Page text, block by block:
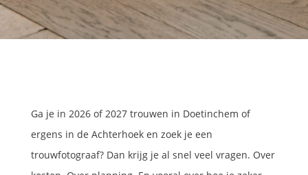
Ga je in 2026 of 2027 trouwen in Doetinchem of
ergens in de Achterhoek en zoek je een
trouwfotograaf? Dan krijg je al snel veel vragen. Over